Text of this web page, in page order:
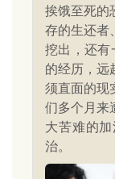
挨饿至死的
存的生还者
挖出，还
的经历，远
须直面的现
们多个月来
大苦难的
治。